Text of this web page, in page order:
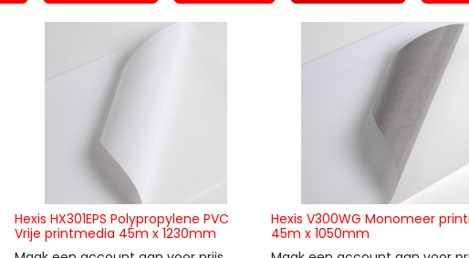
Hexis HX301EPS Polypropylene PVC
Vrije printmedia 45m x 1230mm
Hexis V300WG Monomeer
45m x 1050mm